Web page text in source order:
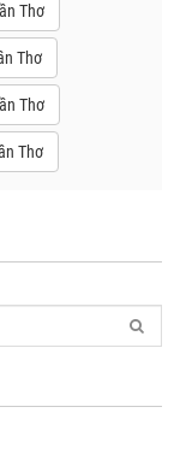
Thơ
Thơ
Thơ
Thơ